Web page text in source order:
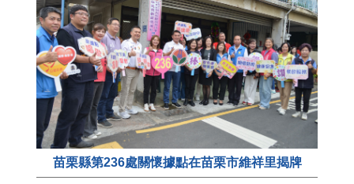
苗栗縣第236處關懷據點在苗栗市維祥里揭牌